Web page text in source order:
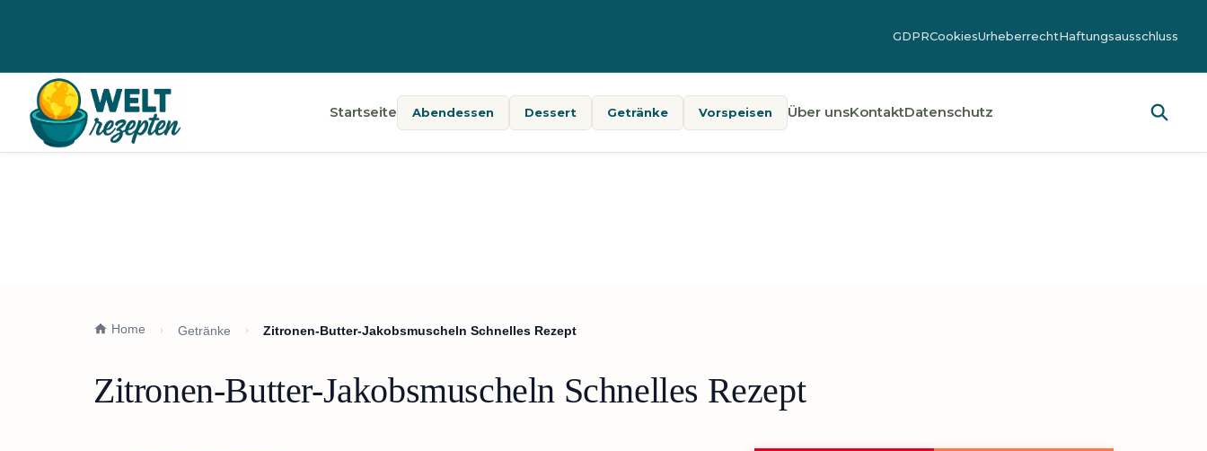
GDPRCookiesUrheberrechtHaftungsausschluss
Startseite Abendessen Dessert Getränke Vorspeisen Über unsKontaktDatenschutz
Home Getränke Zitronen-Butter-Jakobsmuscheln Schnelles Rezept
Zitronen-Butter-Jakobsmuscheln Schnelles Rezept